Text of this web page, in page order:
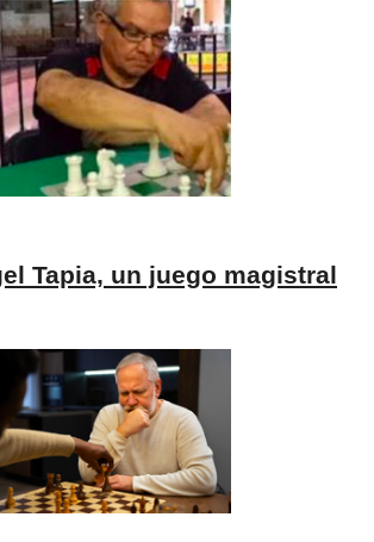
Tapia, un juego magistral